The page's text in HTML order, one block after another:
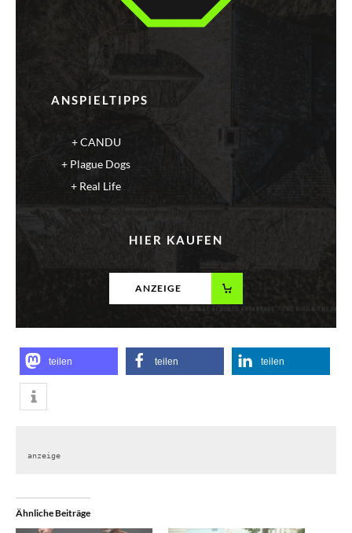
ANSPIELTIPPS
CANDU
Plague Dogs
Real Life
HIER KAUFEN
ANZEIGE
teilen teilen teilen
anzeige
Ähnliche Beiträge